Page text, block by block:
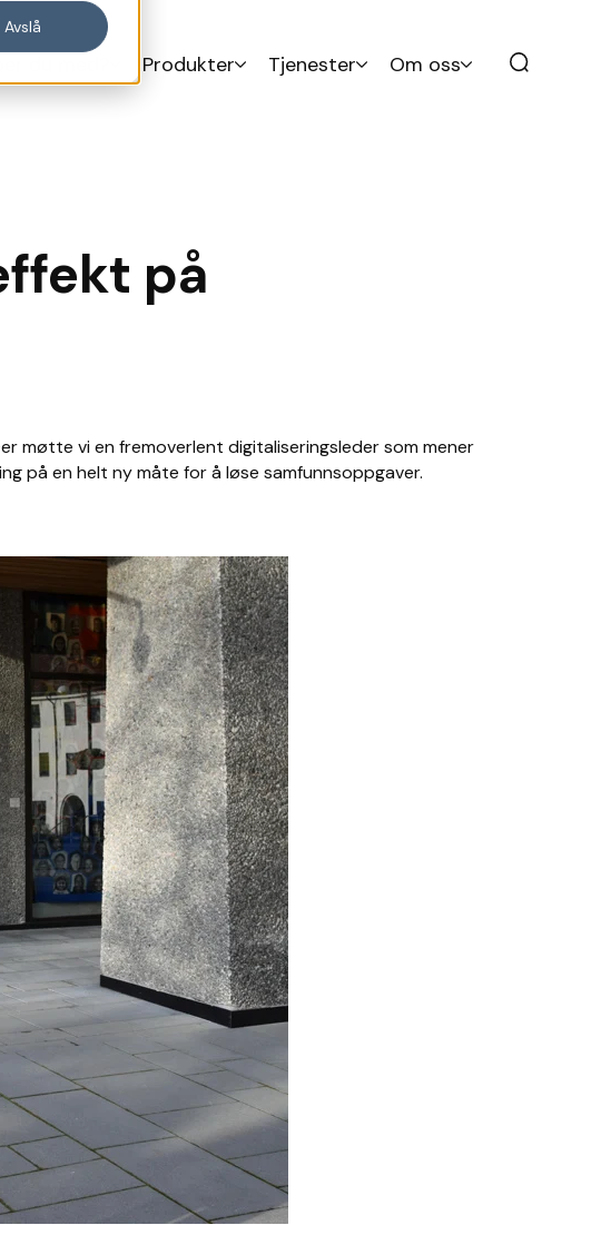
Avslå
Produkter Tjenester Om oss
på
møtte vi en fremoverlent digitaliseringsleder som mener
på en helt ny måte for å løse samfunnsoppgaver.